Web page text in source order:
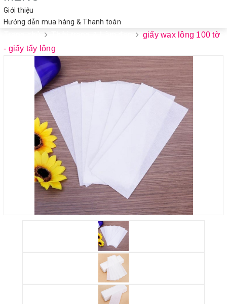
Giới thiệu
Hướng dẫn mua hàng & Thanh toán
giấy wax lông 100 tờ
- giấy tẩy lông